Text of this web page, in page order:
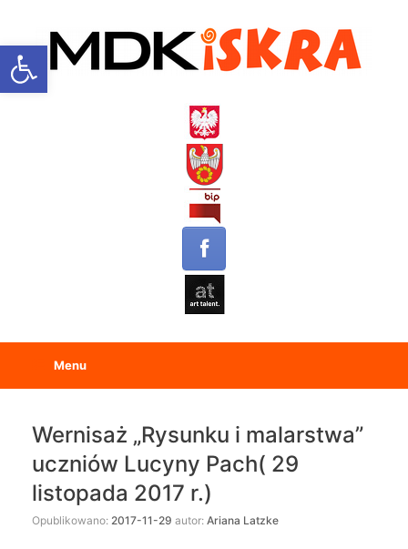
Open toolbar
Menu
Wernisaż „Rysunku i malarstwa”
uczniów Lucyny Pach( 29
listopada 2017 r.)
Opublikowano: 2017-11-29 autor: Ariana Latzke